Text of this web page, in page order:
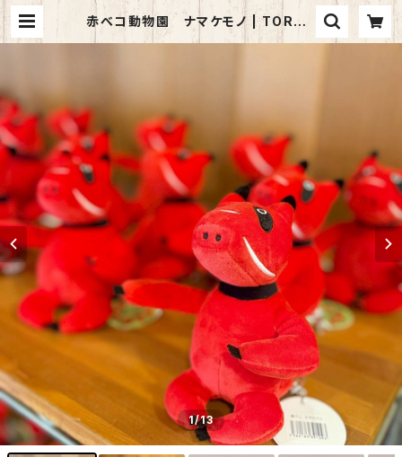
赤べコ動物園 ナマケモノ | TORCH
-Online Shop-
1/13